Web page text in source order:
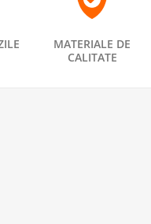
MATERIALE DE
CALITATE